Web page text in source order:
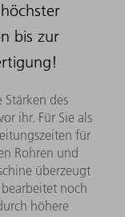
bis zur
Stärken des
ihr. Für Sie als
für
Rohren und
überzeugt
noch
höhere